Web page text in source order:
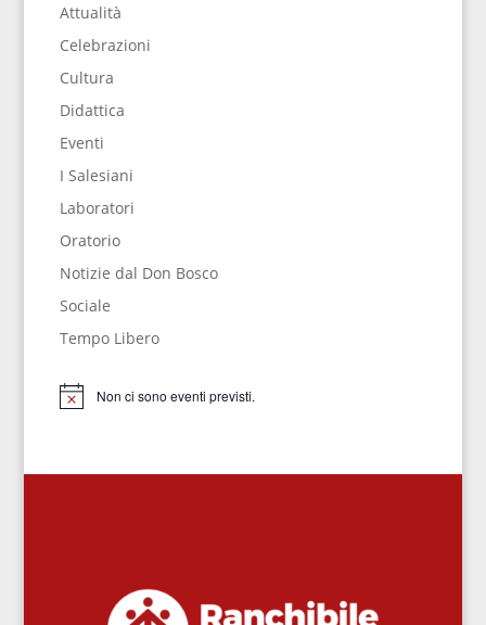
Attualità
Celebrazioni
Cultura
Didattica
Eventi
I Salesiani
Laboratori
Oratorio
Notizie dal Don Bosco
Sociale
Tempo Libero
Notice Non ci sono eventi previsti.